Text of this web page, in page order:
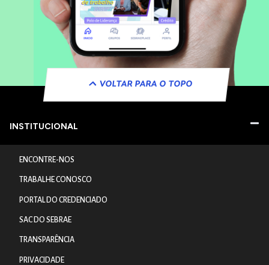
VOLTAR PARA O TOPO
INSTITUCIONAL
ENCONTRE-NOS
TRABALHE CONOSCO
PORTAL DO CREDENCIADO
SAC DO SEBRAE
TRANSPARÊNCIA
PRIVACIDADE